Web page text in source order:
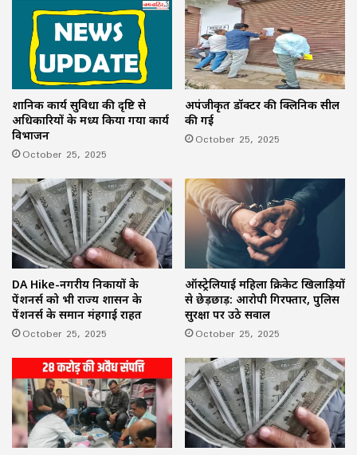
गरजेंगे बादल; किसानों के लिए राहत का ऐलान
प्रशानिक कार्य सुविधा की दृष्टि से
अधिकारियों के मध्य किया गया कार्य
विभाजन
October 25, 2025
अपंजीकृत डॉक्टर की क्लिनिक सील
की गई
October 25, 2025
DA Hike-नगरीय निकायों के
पेंशनर्स को भी राज्य शासन के
पेंशनर्स के समान मंहगाई राहत
October 25, 2025
ऑस्ट्रेलियाई महिला क्रिकेट खिलाड़ियों
से छेड़छाड़: आरोपी गिरफ्तार, पुलिस
सुरक्षा पर उठे सवाल
October 25, 2025